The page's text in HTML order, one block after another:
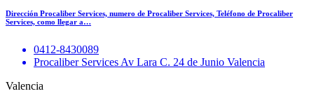
Dirección Procaliber Services, numero de Procaliber Services, Teléfono de Procaliber
Services, como llegar a…
0412-8430089
Procaliber Services Av Lara C. 24 de Junio Valencia
Valencia